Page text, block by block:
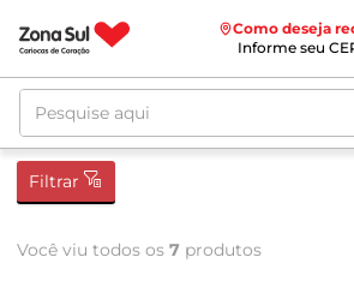
Como deseja
Informe seu
Pesquise aqui
Filtrar
Você viu todos os 7 produtos